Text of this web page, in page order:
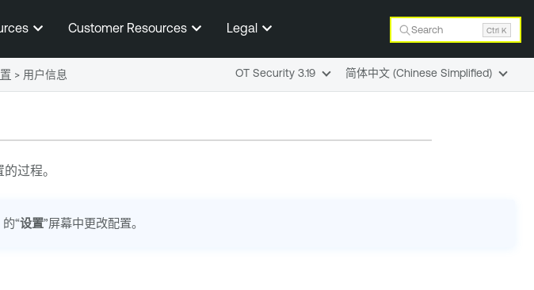
内容 Customer Resources Legal Search Ctrl K
过程。
“设置”屏幕中更改配置。
> 用户信息 OT Security 3.19 简体中文 (Chinese Simplified)